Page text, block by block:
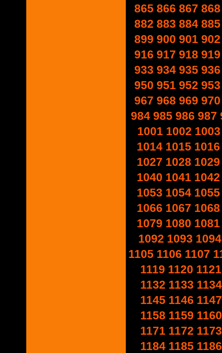
865 866 867 868
882 883 884 885
899 900 901 902
916 917 918 919
933 934 935 936
950 951 952 953
967 968 969 970
984 985 986 987
1001 1002 1003
1014 1015 1016
1027 1028 1029
1040 1041 1042
1053 1054 1055
1066 1067 1068
1079 1080 1081
1092 1093 1094
1105 1106 1107
1119 1120 1121
1132 1133 1134
1145 1146 1147
1158 1159 1160
1171 1172 1173
1184 1185 1186